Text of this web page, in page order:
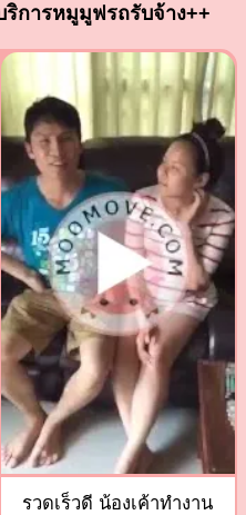
การหมูมูฟรถรับจ้าง++
รวดเร็วดี น้องเค้าทำงาน